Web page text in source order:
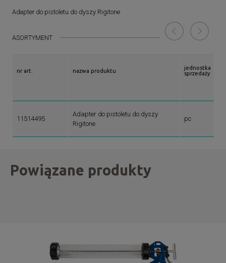
Adapter do pistoletu do dyszy Rigitone
ASORTYMENT
nr art. nazwa produktu
jednostka
sprzedaży
11514495
Adapter do pistoletu do dyszy
Rigitone
pc
Powiązane produkty